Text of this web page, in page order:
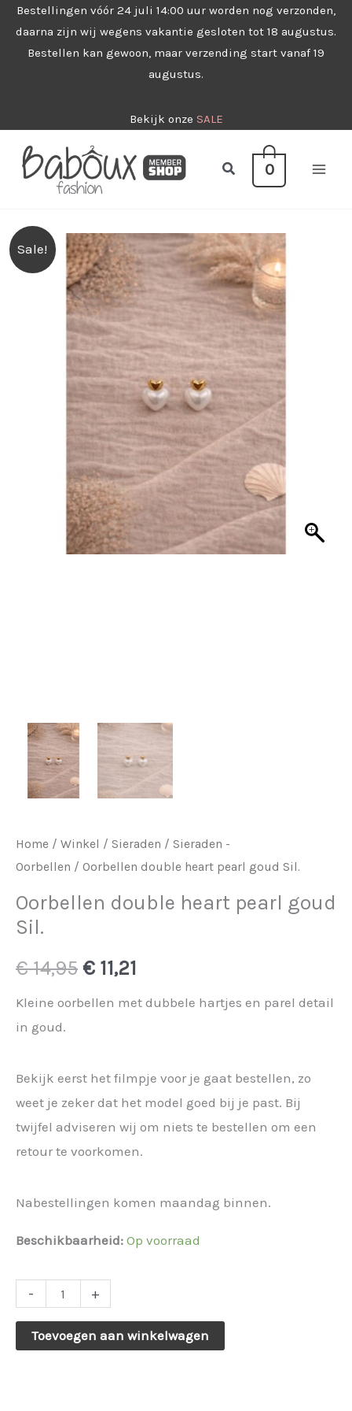
naar
Bestellingen vóór 24 juli 14:00 uur worden nog verzonden,
daarna zijn wij wegens vakantie gesloten tot 18 augustus.
Bestellen kan gewoon, maar verzending start vanaf 19
augustus.
Bekijk onze SALE
Zoeken0
Sale!
Home / Winkel / Sieraden / Sieraden -
Oorbellen / Oorbellen double heart pearl goud Sil.
Oorbellen double heart pearl goud
Sil.
€14,95 Oorspronkelijke
prijs
€ 14,95.
€ 11,21
prijs
€ 11,21.
Kleine oorbellen met dubbele hartjes en parel detail
in goud.
Bekijk eerst het filmpje voor je gaat bestellen, zo
weet je zeker dat het model goed bij je past. Bij
twijfel adviseren wij om niets te bestellen om een
retour te voorkomen.
Nabestellingen komen maandag binnen.
Beschikbaarheid: Op voorraad
-
Oorbellen
heart
+
Toevoegen aan winkelwagen